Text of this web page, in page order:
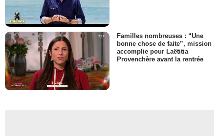
Familles nombreuses : “Une
bonne chose de faite”, mission
accomplie pour Laëtitia
Provenchère avant la rentrée